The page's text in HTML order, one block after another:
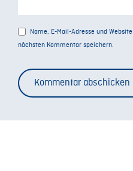
Name, E-Mail-Adresse und
nächsten Kommentar speichern.